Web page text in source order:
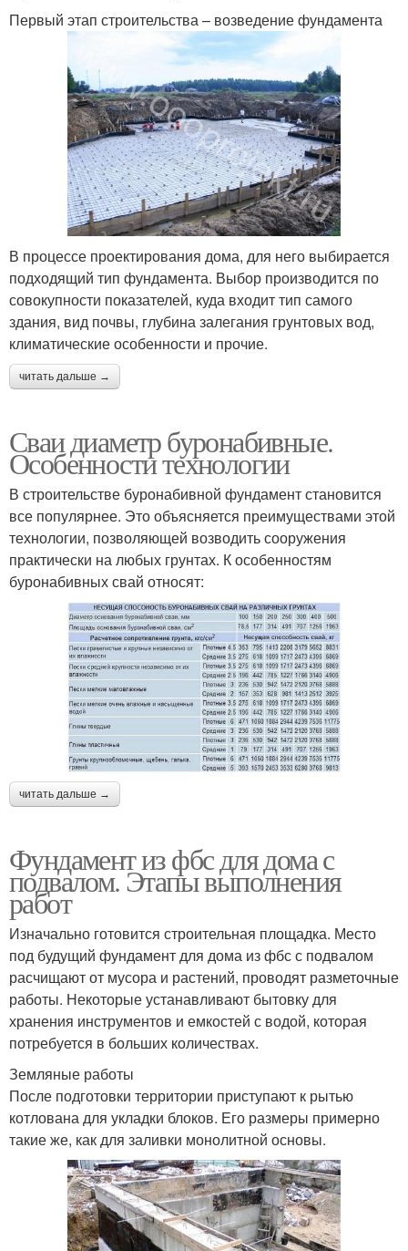
Первый этап строительства – возведение фундамента
В процессе проектирования дома, для него выбирается
подходящий тип фундамента. Выбор производится по
совокупности показателей, куда входит тип самого
здания, вид почвы, глубина залегания грунтовых вод,
климатические особенности и прочие.
читать дальше →
Сваи диаметр буронабивные.
Особенности технологии
В строительстве буронабивной фундамент становится
все популярнее. Это объясняется преимуществами этой
технологии, позволяющей возводить сооружения
практически на любых грунтах. К особенностям
буронабивных свай относят:
читать дальше →
Фундамент из фбс для дома с
подвалом. Этапы выполнения
работ
Изначально готовится строительная площадка. Место
под будущий фундамент для дома из фбс с подвалом
расчищают от мусора и растений, проводят разметочные
работы. Некоторые устанавливают бытовку для
хранения инструментов и емкостей с водой, которая
потребуется в больших количествах.
Земляные работы
После подготовки территории приступают к рытью
котлована для укладки блоков. Его размеры примерно
такие же, как для заливки монолитной основы.